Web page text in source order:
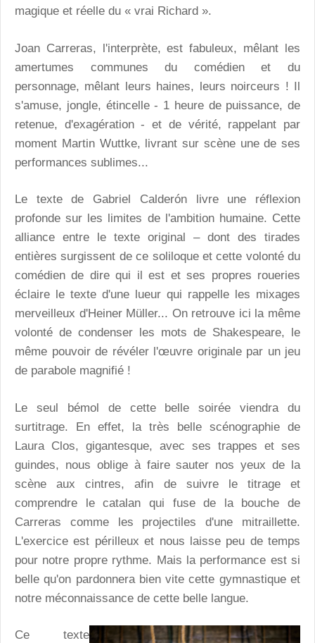
magique et réelle du « vrai Richard ».
Joan Carreras, l'interprète, est fabuleux, mêlant les
amertumes communes du comédien et du
personnage, mêlant leurs haines, leurs noirceurs ! Il
s'amuse, jongle, étincelle - 1 heure de puissance, de
retenue, d'exagération - et de vérité, rappelant par
moment Martin Wuttke, livrant sur scène une de ses
performances sublimes...
Le texte de Gabriel Calderón livre une réflexion
profonde sur les limites de l'ambition humaine. Cette
alliance entre le texte original – dont des tirades
entières surgissent de ce soliloque et cette volonté du
comédien de dire qui il est et ses propres roueries
éclaire le texte d'une lueur qui rappelle les mixages
merveilleux d'Heiner Müller... On retrouve ici la même
volonté de condenser les mots de Shakespeare, le
même pouvoir de révéler l'œuvre originale par un jeu
de parabole magnifié !
Le seul bémol de cette belle soirée viendra du
surtitrage. En effet, la très belle scénographie de
Laura Clos, gigantesque, avec ses trappes et ses
guindes, nous oblige à faire sauter nos yeux de la
scène aux cintres, afin de suivre le titrage et
comprendre le catalan qui fuse de la bouche de
Carreras comme les projectiles d'une mitraillette.
L'exercice est périlleux et nous laisse peu de temps
pour notre propre rythme. Mais la performance est si
belle qu'on pardonnera bien vite cette gymnastique et
notre méconnaissance de cette belle langue.
Ce texte